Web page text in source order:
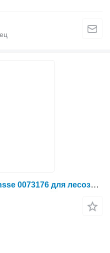
Гидрораспределитель Ponsse 0073176 для лесозаготовительной техники